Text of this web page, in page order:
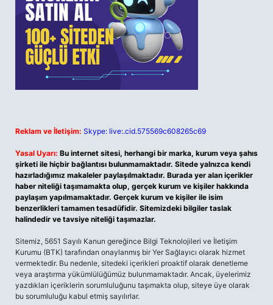
Reklam ve İletişim: Skype: live:.cid.575569c608265c69
Yasal Uyarı: Bu internet sitesi, herhangi bir marka, kurum veya şahıs
şirketi ile hiçbir bağlantısı bulunmamaktadır. Sitede yalnızca kendi
hazırladığımız makaleler paylaşılmaktadır. Burada yer alan içerikler
haber niteliği taşımamakta olup, gerçek kurum ve kişiler hakkında
paylaşım yapılmamaktadır. Gerçek kurum ve kişiler ile isim
benzerlikleri tamamen tesadüfidir. Sitemizdeki bilgiler taslak
halindedir ve tavsiye niteliği taşımazlar.
Sitemiz, 5651 Sayılı Kanun gereğince Bilgi Teknolojileri ve İletişim
Kurumu (BTK) tarafından onaylanmış bir Yer Sağlayıcı olarak hizmet
vermektedir. Bu nedenle, sitedeki içerikleri proaktif olarak denetleme
veya araştırma yükümlülüğümüz bulunmamaktadır. Ancak, üyelerimiz
yazdıkları içeriklerin sorumluluğunu taşımakta olup, siteye üye olarak
bu sorumluluğu kabul etmiş sayılırlar.